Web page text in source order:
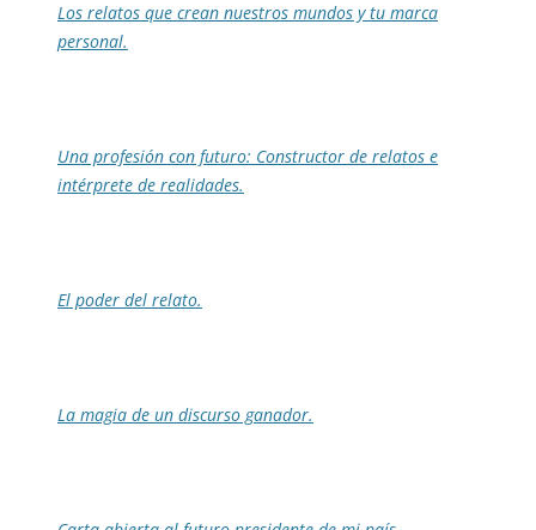
Los relatos que crean nuestros mundos y tu marca
personal.
Una profesión con futuro: Constructor de relatos e
intérprete de realidades.
El poder del relato.
La magia de un discurso ganador.